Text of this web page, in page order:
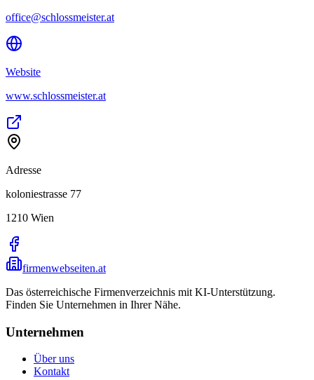
office@schlossmeister.at
Website
www.schlossmeister.at
Adresse
koloniestrasse 77
1210 Wien
firmenwebseiten.at
Das österreichische Firmenverzeichnis mit KI-Unterstützung.
Finden Sie Unternehmen in Ihrer Nähe.
Unternehmen
Über uns
Kontakt